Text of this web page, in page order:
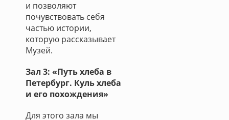
и позволяют
почувствовать себя
частью истории,
которую рассказывает
Музей.
Зал 3: «Путь хлеба в
Петербург. Куль хлеба
и его похождения»
Для этого зала мы